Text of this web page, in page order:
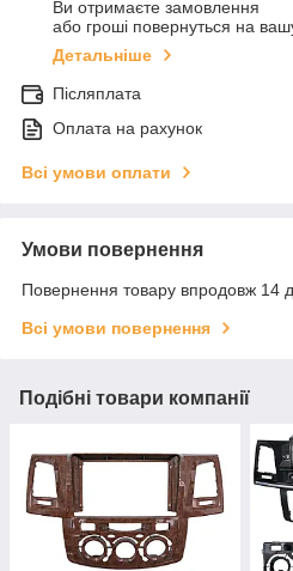
Ви отримаєте замовлення
або гроші повернуться на
Детальніше
Післяплата
Оплата на рахунок
Всі умови оплати
Умови повернення
Повернення товару впродовж 14
Всі умови повернення
Подібні товари компанії